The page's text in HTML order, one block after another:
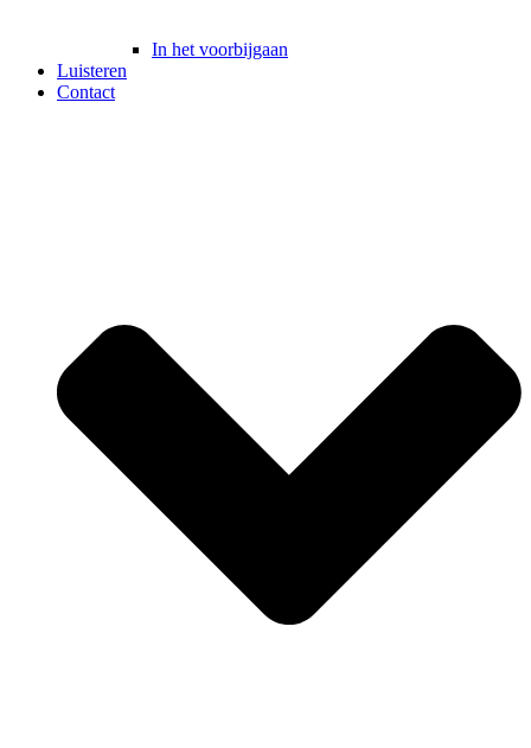
In het voorbijgaan
Luisteren
Contact